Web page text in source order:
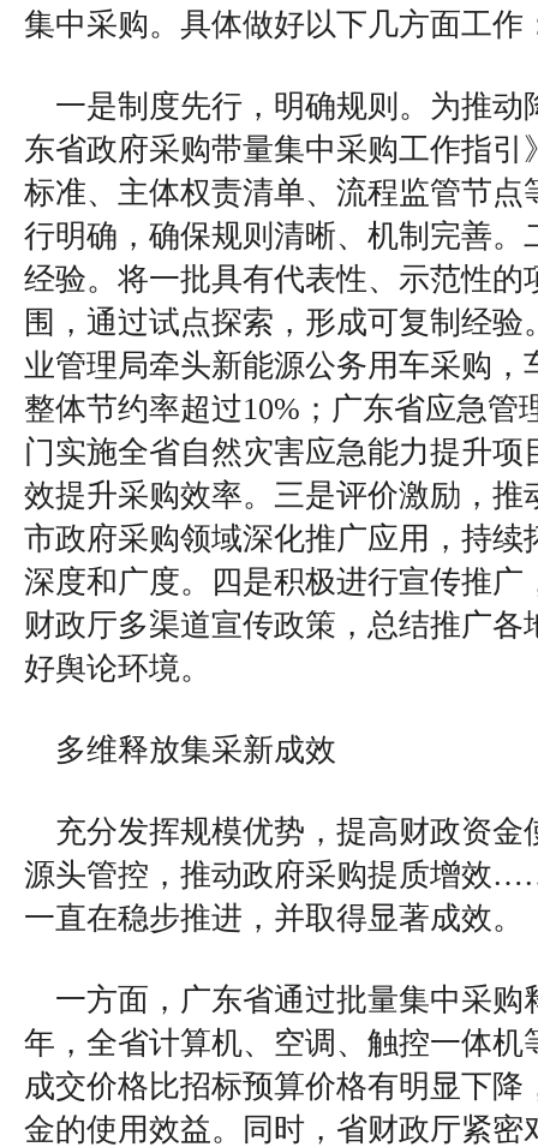
集中采购。具体做好以下几方面工作
一是制度先行，明确规则。为推动
东省政府采购带量集中采购工作指引
标准、主体权责清单、流程监管节点
行明确，确保规则清晰、机制完善。
经验。将一批具有代表性、示范性的
围，通过试点探索，形成可复制经
业管理局牵头新能源公务用车采购，
整体节约率超过10%；广东省应急管
门实施全省自然灾害应急能力提升项
效提升采购效率。三是评价激励，推
市政府采购领域深化推广应用，持续
深度和广度。四是积极进行宣传推广
财政厅多渠道宣传政策，总结推广各
好舆论环境。
多维释放集采新成效
充分发挥规模优势，提高财政资金
源头管控，推动政府采购提质增效
一直在稳步推进，并取得显著成效。
一方面，广东省通过批量集中采购
年，全省计算机、空调、触控一体机
成交价格比招标预算价格有明显下降
金的使用效益。同时，省财政厅紧密